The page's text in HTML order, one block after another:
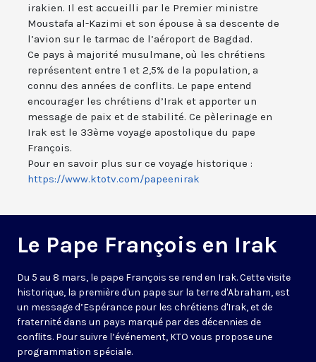
irakien. Il est accueilli par le Premier ministre
Moustafa al-Kazimi et son épouse à sa descente de
l’avion sur le tarmac de l’aéroport de Bagdad.
Ce pays à majorité musulmane, où les chrétiens
représentent entre 1 et 2,5% de la population, a
connu des années de conflits. Le pape entend
encourager les chrétiens d’Irak et apporter un
message de paix et de stabilité. Ce pèlerinage en
Irak est le 33ème voyage apostolique du pape
François.
Pour en savoir plus sur ce voyage historique :
https://www.ktotv.com/papeenirak
Le Pape François en Irak
Du 5 au 8 mars, le pape François se rend en Irak. Cette visite
historique, la première d'un pape sur la terre d'Abraham, est
un message d’Espérance pour les chrétiens d'Irak, et de
fraternité dans un pays marqué par des décennies de
conflits. Pour suivre l’événement, KTO vous propose une
programmation spéciale.